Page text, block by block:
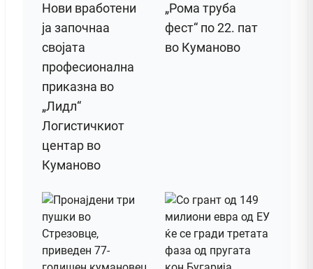
Нови вработени
ја започнаа
својата
професионална
приказна во
„Лидл“
Логистичкиот
центар во
Куманово
„Рома труба
фест“ по 22. пат
во Куманово